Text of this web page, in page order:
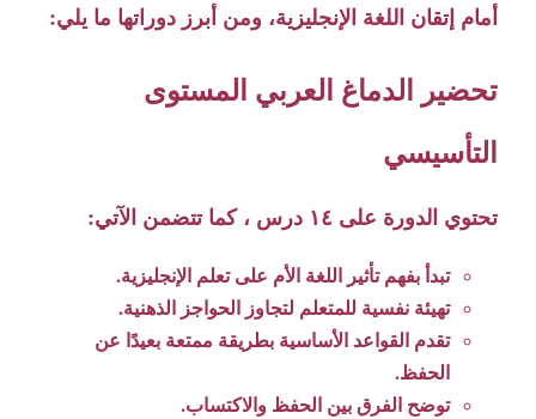
أمام إتقان اللغة الإنجليزية، ومن أبرز دوراتها ما يلي:
تحضير الدماغ العربي المستوى
التأسيسي
تحتوي الدورة على ١٤ درس ، كما تتضمن الآتي:
تبدأ بفهم تأثير اللغة الأم على تعلم الإنجليزية.
تهيئة نفسية للمتعلم لتجاوز الحواجز الذهنية.
تقدم القواعد الأساسية بطريقة ممتعة بعيدًا عن
الحفظ.
توضح الفرق بين الحفظ والاكتساب.